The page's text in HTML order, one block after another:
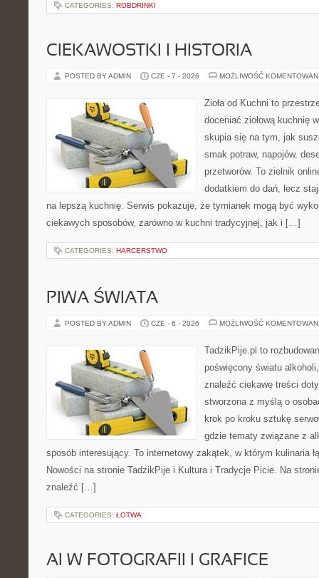
CATEGORIES: ROBDRINKI
CIEKAWOSTKI I HISTORIA
POSTED BY ADMIN CZE - 7 - 2026 MOŻLIWOŚĆ
Zioła od Kuchni to
doceniać ziołową kuchnię
skupia się na tym, jak
smak potraw, napojów,
przetworów. To zielnik
dodatkiem do dań, lecz
na lepszą kuchnię. Serwis pokazuje, że tymianek mogą być
ciekawych sposobów, zarówno w kuchni tradycyjnej, jak i […]
CATEGORIES: HARCERSTWO
PIWA ŚWIATA
POSTED BY ADMIN CZE - 6 - 2026 MOŻLIWOŚĆ
TadzikPije.pl to
poświęcony światu
znaleźć ciekawe treści
stworzona z myślą o
krok po kroku sztukę
gdzie tematy związane z
sposób interesujący. To internetowy zakątek, w którym kulinaria
Nowości na stronie TadzikPije i Kultura i Tradycje Picie. Na
znaleźć […]
CATEGORIES: ŁOTWA
AI W FOTOGRAFII I GRAFICE